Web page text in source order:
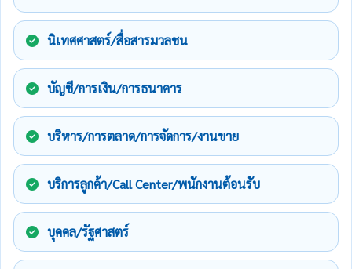
นิเทศศาสตร์/สื่อสารมวลชน
บัญชี/การเงิน/การธนาคาร
บริหาร/การตลาด/การจัดการ/งานขาย
บริการลูกค้า/Call Center/พนักงานต้อนรับ
บุคคล/รัฐศาสตร์